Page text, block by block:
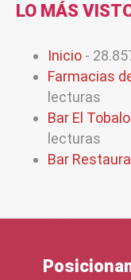
LO MÁS
Inicio -
Farmacias
lecturas
Bar El
lecturas
Bar